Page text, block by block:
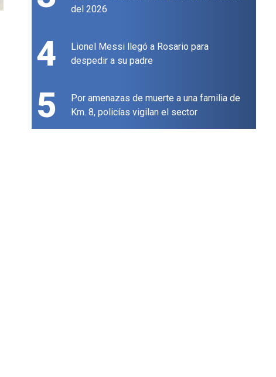
del 2026
4
Lionel Messi llegó a Rosario para
despedir a su padre
5
Por amenazas de muerte a una familia de
Km. 8, policías vigilan el sector